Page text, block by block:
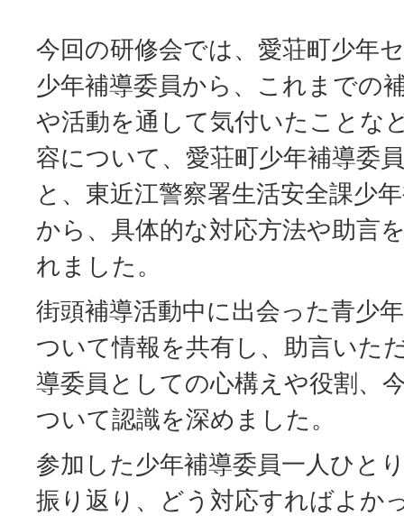
今回の研修会では、愛荘町少年
少年補導委員から、これまでの
や活動を通して気付いたことな
容について、愛荘町少年補導委
と、東近江警察署生活安全課少
から、具体的な対応方法や助言
れました。
街頭補導活動中に出会った青少
ついて情報を共有し、助言いた
導委員としての心構えや役割、
ついて認識を深めました。
参加した少年補導委員一人ひと
振り返り、どう対応すればよか